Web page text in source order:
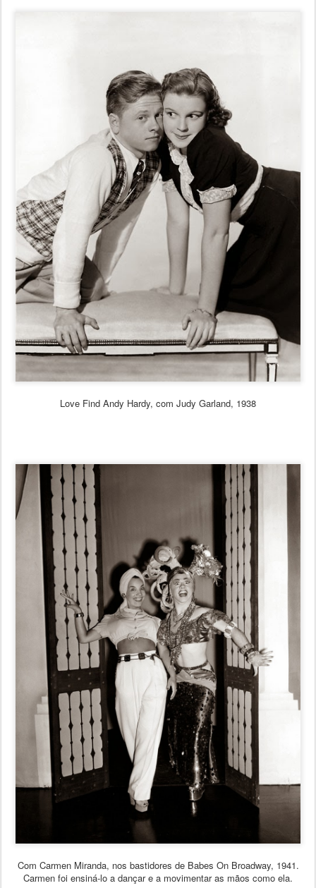
Love Find Andy Hardy, com Judy Garland, 1938
Com Carmen Miranda, nos bastidores de Babes On Broadway, 1941.
Carmen foi ensiná-lo a dançar e a movimentar as mãos como ela.